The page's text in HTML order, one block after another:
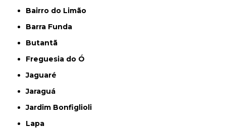
Bairro do Limão
Barra Funda
Butantã
Freguesia do Ó
Jaguaré
Jaraguá
Jardim Bonfiglioli
Lapa